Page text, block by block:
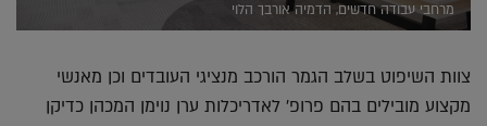
מרחבי עבודה חדשים, הדמיה אורבך הלוי
צוות השיפוט בשלב הגמר הורכב מנציגי העובדים וכן מאנשי
מקצוע מובילים בהם פרופ' לאדריכלות ערן נוימן המכהן כדיקן